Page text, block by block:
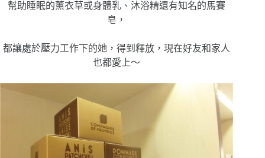
幫助睡眠的薰衣草或身體乳、沐浴精還有知名的馬賽
皂，
都讓處於壓力工作下的她，得到釋放，現在好友和家人
也都愛上～